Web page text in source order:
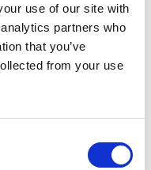
use of our site with
partners who
that you’ve
from your use